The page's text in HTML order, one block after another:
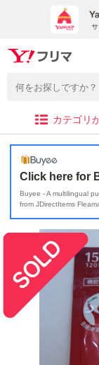
カテゴリ
Click here for
Buyee - A multilingual
from JDirectItems